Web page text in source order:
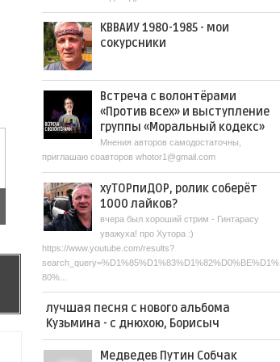
КВВАИУ 1980-1985 - мои
сокурсники
Встреча с волонтёрами
«Против всех» и выступление
группы «Моральный кодекс»
Мнения авторов самодостаточны,
приглашаю соавторов whotor1@gmail.com
хуТОРпиДОР, ролик соберёт
1000 лайков?
вчера был хороший стрим - Гинтарасу
уважуха! про Хутора :)
https://www.youtube.com/results?
search_query=%D1%85%D1%83%D1%82%D0%BE%D1%
80%...
лучшая песня с нового альбома
Кузьмина - с днюхою, Борисыч
Медведев Путин Собчак